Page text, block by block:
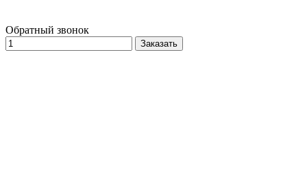
Обратный звонок
Заказать